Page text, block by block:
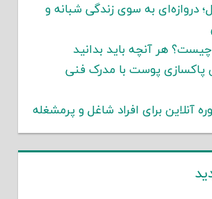
دروازه‌ای به سوی زندگی شبانه و
چیست؟ هر آنچه باید بدانید
پاکسازی پوست با مدرک فنی
آنلاین برای افراد شاغل و پرمشغله